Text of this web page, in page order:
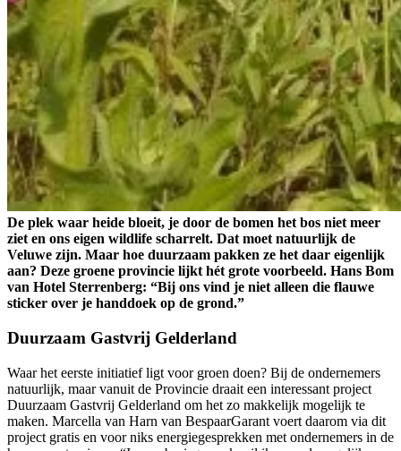
De plek waar heide bloeit, je door de bomen het bos niet meer
ziet en ons eigen wildlife scharrelt. Dat moet natuurlijk de
Veluwe zijn. Maar hoe duurzaam pakken ze het daar eigenlijk
aan? Deze groene provincie lijkt hét grote voorbeeld. Hans Bom
van Hotel Sterrenberg: “Bij ons vind je niet alleen die flauwe
sticker over je handdoek op de grond.”
Duurzaam Gastvrij Gelderland
Waar het eerste initiatief ligt voor groen doen? Bij de ondernemers
natuurlijk, maar vanuit de Provincie draait een interessant project
Duurzaam Gastvrij Gelderland om het zo makkelijk mogelijk te
maken. Marcella van Harn van BespaarGarant voert daarom via dit
project gratis en voor niks energiegesprekken met ondernemers in de